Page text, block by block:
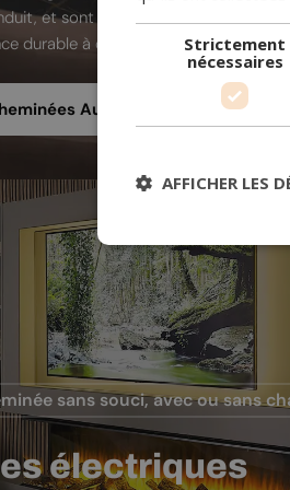
et sont conçues pour les
durable à chaque pièce de votre
Au Bioéthanol
sans souci, avec ou sans
électriques
Strictement
nécessaires
AFFICHER LES